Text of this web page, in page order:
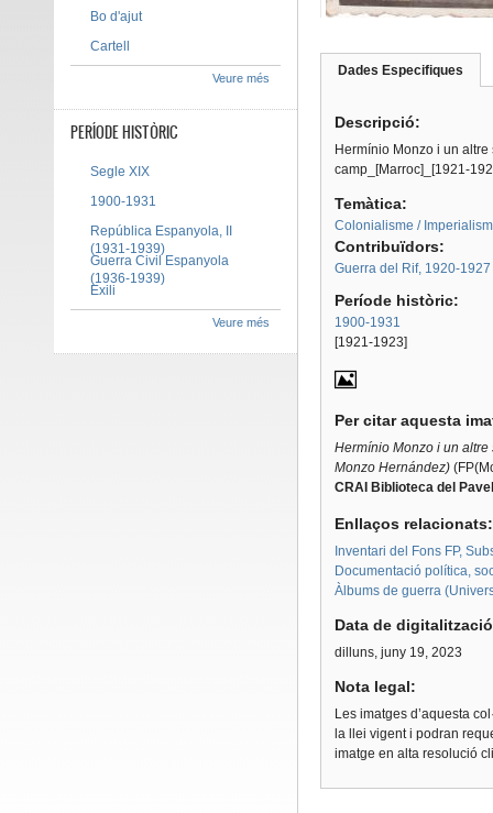
Dades Especifiques
Descripció:
Hermínio Monzo i un
camp_[Marroc]_[1921-
Temàtica:
Colonialisme /
Contribuïdors:
Guerra del Rif, 1920-1927
Període històric:
1900-1931
[1921-1923]
Per citar aquesta
Hermínio Monzo i un altre
Monzo Hernández)
CRAI Biblioteca del
Enllaços
Inventari del Fons FP,
Documentació política,
Àlbums de guerra
Data de
dilluns, juny 19, 2023
Nota legal:
Les imatges d’aquesta
la llei vigent i podran
imatge en alta resolució
Bo d'ajut
Cartell
Veure més
PERÍODE HISTÒRIC
Segle XIX
1900-1931
República Espanyola, II
(1931-1939)
Guerra Civil Espanyola
(1936-1939)
Exili
Veure més